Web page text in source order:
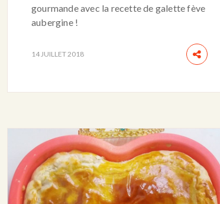
gourmande avec la recette de galette fève
aubergine !
14 JUILLET 2018